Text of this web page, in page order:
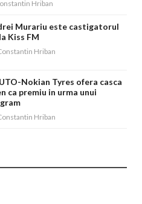
Hriban
Murariu este castigatorul
Kiss FM
Hriban
Nokian Tyres ofera casca
ca premiu in urma unui
Hriban